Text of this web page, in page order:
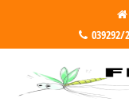
Inhalt
springen
039292/